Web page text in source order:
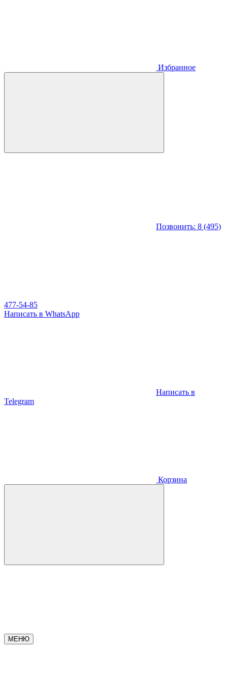
Избранное
Позвонить: 8 (495)
477-54-85
Написать в WhatsApp
Написать в
Telegram
Корзина
МЕНЮ